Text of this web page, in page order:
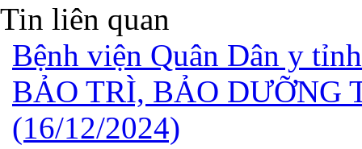
Tin liên quan
Bệnh viện Quân Dân y
BẢO TRÌ, BẢO DƯỠNG
(16/12/2024)